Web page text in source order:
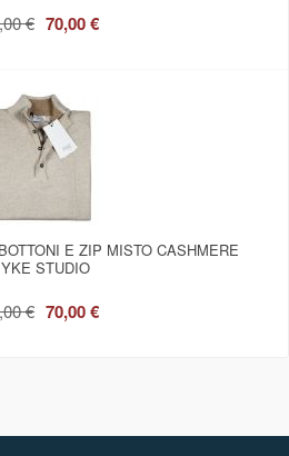
€ 70,00 €
E ZIP MISTO CASHMERE
STUDIO
€ 70,00 €